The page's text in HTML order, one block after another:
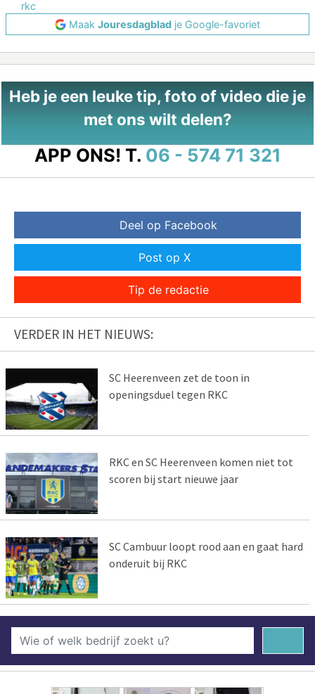
rkc
Maak Jouresdagblad je Google-favoriet
Heb je een leuke tip, foto of video die je
met ons wilt delen?
APP ONS! T. 06 - 574 71 321
Deel op Facebook
Post op X
Tip de redactie
VERDER IN HET NIEUWS:
SC Heerenveen zet de toon in
openingsduel tegen RKC
RKC en SC Heerenveen komen niet tot
scoren bij start nieuwe jaar
SC Cambuur loopt rood aan en gaat hard
onderuit bij RKC